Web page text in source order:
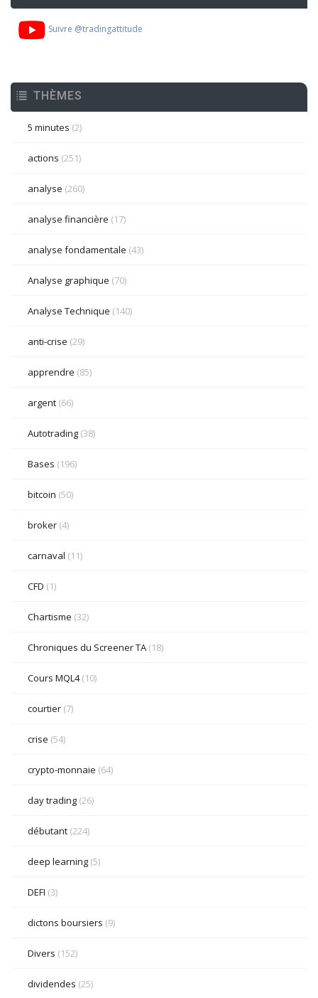
Suivre @tradingattitude
THÈMES
5 minutes (2)
actions (251)
analyse (260)
analyse financière (17)
analyse fondamentale (43)
Analyse graphique (70)
Analyse Technique (140)
anti-crise (29)
apprendre (85)
argent (66)
Autotrading (38)
Bases (196)
bitcoin (50)
broker (4)
carnaval (11)
CFD (1)
Chartisme (32)
Chroniques du Screener TA (18)
Cours MQL4(10)
courtier (7)
crise (54)
crypto-monnaie (64)
day trading (26)
débutant (224)
deep learning (5)
DEFI (3)
dictons boursiers (9)
Divers (152)
dividendes (25)